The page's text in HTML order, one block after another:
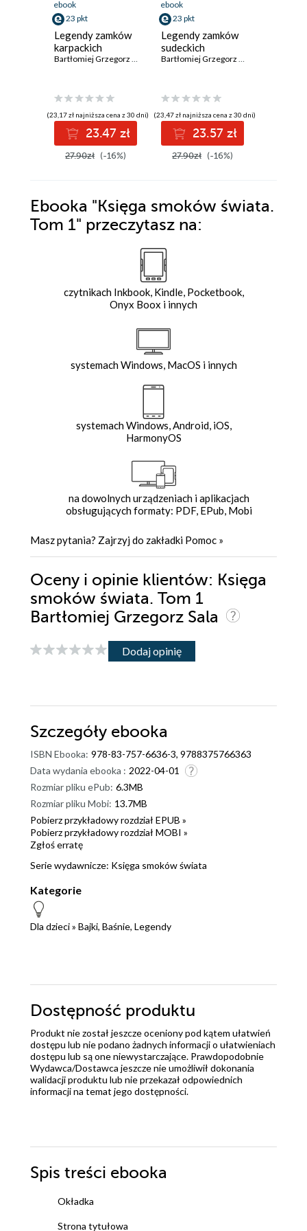
ebook
23 pkt
Legendy zamków
karpackich
Bartłomiej Grzegorz Sala
(23,17 zł najniższa cena z 30 dni)
23.47 zł
27.90zł (-16%)
ebook
23 pkt
Legendy zamków
sudeckich
Bartłomiej Grzegorz Sala
(23,47 zł najniższa cena z 30 dni)
23.57 zł
27.90zł (-16%)
Ebooka "Księga smoków świata.
Tom 1" przeczytasz na:
czytnikach Inkbook, Kindle, Pocketbook,
Onyx Boox i innych
systemach Windows, MacOS i innych
systemach Windows, Android, iOS,
HarmonyOS
na dowolnych urządzeniach i aplikacjach
obsługujących formaty: PDF, EPub, Mobi
Masz pytania? Zajrzyj do zakładki Pomoc »
Oceny i opinie klientów: Księga
smoków świata. Tom 1
Bartłomiej Grzegorz Sala
Dodaj opinię
Szczegóły ebooka
ISBN Ebooka: 978-83-757-6636-3, 9788375766363
Data wydania ebooka : 2022-04-01
Rozmiar pliku ePub: 6.3MB
Rozmiar pliku Mobi: 13.7MB
Pobierz przykładowy rozdział EPUB »
Pobierz przykładowy rozdział MOBI »
Zgłoś erratę
Serie wydawnicze: Księga smoków świata
Kategorie
Dla dzieci» Bajki, Baśnie, Legendy
Dostępność produktu
Produkt nie został jeszcze oceniony pod kątem ułatwień
dostępu lub nie podano żadnych informacji o ułatwieniach
dostępu lub są one niewystarczające. Prawdopodobnie
Wydawca/Dostawca jeszcze nie umożliwił dokonania
walidacji produktu lub nie przekazał odpowiednich
informacji na temat jego dostępności.
Spis treści ebooka
Okładka
Strona tytułowa